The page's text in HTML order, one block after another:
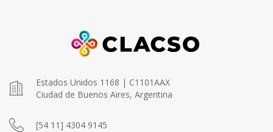
Estados Unidos 1168 | C1101AAX
Ciudad de Buenos Aires, Argentina
[54 11] 4304 9145